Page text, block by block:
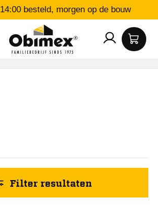
Voor 14:00 besteld, morgen op de bouw
Filter resultaten